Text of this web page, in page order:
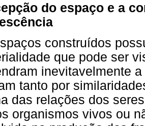
do espaço e a
construídos
que pode ser
inevitavelmente
tanto por
das relações dos
organismos vivos ou